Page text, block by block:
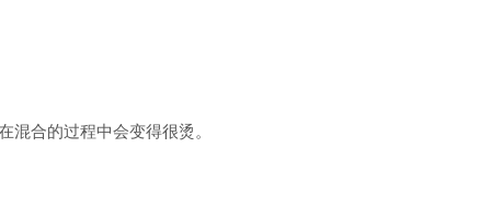
合的过程中会变得很烫。